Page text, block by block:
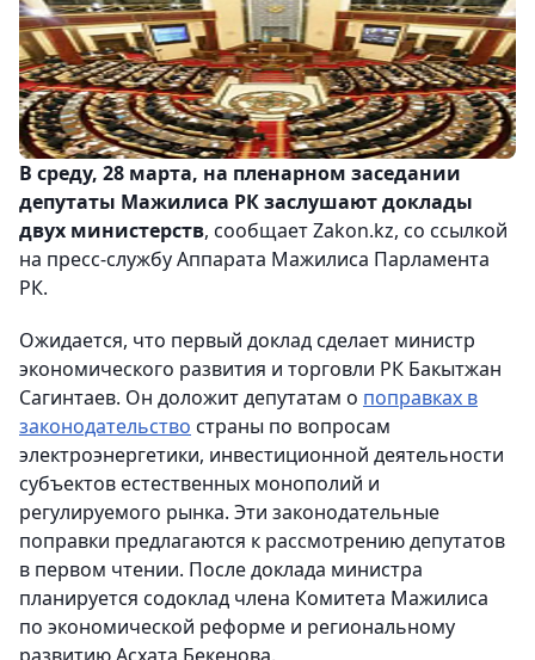
В среду, 28 марта, на пленарном заседании
депутаты Мажилиса РК заслушают доклады
двух министерств, сообщает Zakon.kz, со ссылкой
на пресс-службу Аппарата Мажилиса Парламента
РК.
Ожидается, что первый доклад сделает министр
экономического развития и торговли РК Бакытжан
Сагинтаев. Он доложит депутатам о поправках в
законодательство страны по вопросам
электроэнергетики, инвестиционной деятельности
субъектов естественных монополий и
регулируемого рынка. Эти законодательные
поправки предлагаются к рассмотрению депутатов
в первом чтении. После доклада министра
планируется содоклад члена Комитета Мажилиса
по экономической реформе и региональному